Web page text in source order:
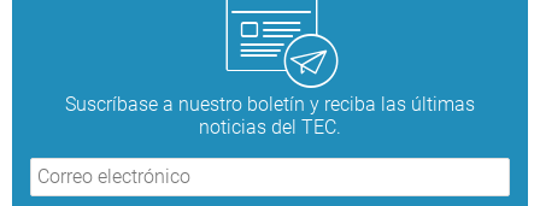
Suscríbase a nuestro boletín y reciba las últimas
noticias del TEC.